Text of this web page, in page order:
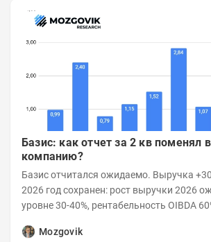
Базис: как отчет за 2 кв поменял
компанию?
Базис отчитался ожидаемо. Выручка
2026 год сохранен: рост выручки 2026 ожидается на
уровне 30-40%, рентабельность OIBDA 60%.
Mozgovik